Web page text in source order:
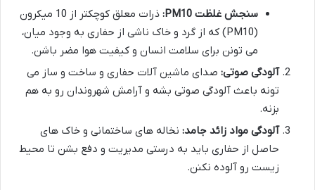
سنجش غلظت PM10:
ذرات معلق کوچکتر از 10 میکرون
(PM10) که از گرد و خاک ناشی از حفاری به وجود میان،
می تونن برای سلامت انسان و کیفیت هوا مضر باشن.
آلودگی صوتی: صدای ماشین آلات حفاری و ساخت و ساز می
تونه باعث آلودگی صوتی بشه و آرامش شهروندان رو به هم
بزنه.
آلودگی مواد زائد جامد: نخاله های ساختمانی و خاک های
حاصل از حفاری باید به درستی مدیریت و دفع بشن تا محیط
زیست رو آلوده نکنن.